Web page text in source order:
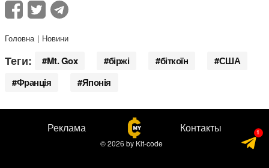
Головна Новини
Теги: Mt. Gox біржі біткоїн
США
Франція
Японія
Реклама Контакты
© 2026 by Kit-code